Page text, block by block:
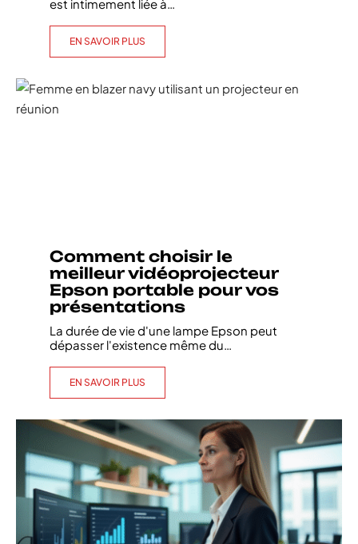
est intimement liée à…
EN SAVOIR PLUS
Comment choisir le
meilleur vidéoprojecteur
Epson portable pour vos
présentations
La durée de vie d'une lampe Epson peut
dépasser l'existence même du
EN SAVOIR PLUS